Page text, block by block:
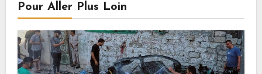
Pour Aller Plus Loin